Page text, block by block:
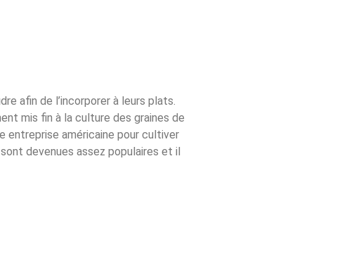
afin de l’incorporer à leurs plats.
mis fin à la culture des graines de
entreprise américaine pour cultiver
devenues assez populaires et il